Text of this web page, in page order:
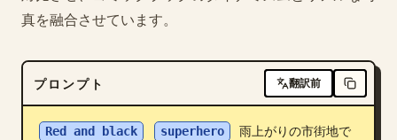
ブログ
真を融合させています。
プロンプト 翻訳前
Red and black superhero
雨上がりの市街地で